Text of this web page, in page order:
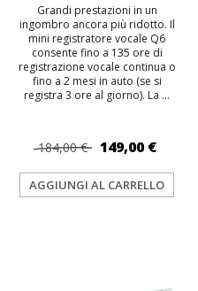
Grandi prestazioni in un
ingombro ancora più ridotto. Il
mini registratore vocale Q6
consente fino a 135 ore di
registrazione vocale continua o
fino a 2 mesi in auto (se si
registra 3 ore al giorno). La ...
184,00 € 149,00 €
AGGIUNGI AL CARRELLO